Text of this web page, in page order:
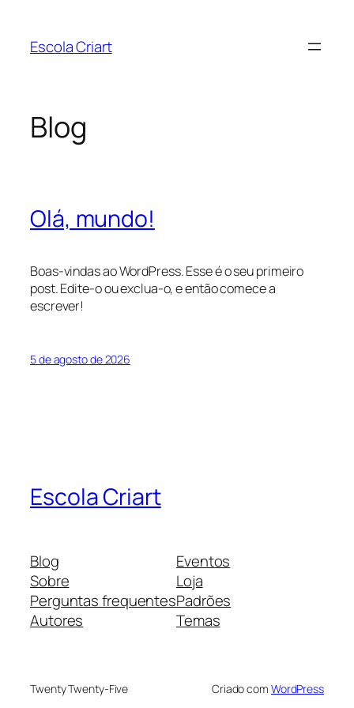
Escola Criart
Blog
Olá, mundo!
Boas-vindas ao WordPress. Esse é o seu primeiro
post. Edite-o ou exclua-o, e então comece a
escrever!
5 de agosto de 2026
Escola Criart
Blog
Sobre
Perguntas frequentes
Autores
Eventos
Loja
Padrões
Temas
Twenty Twenty-Five Criado com WordPress